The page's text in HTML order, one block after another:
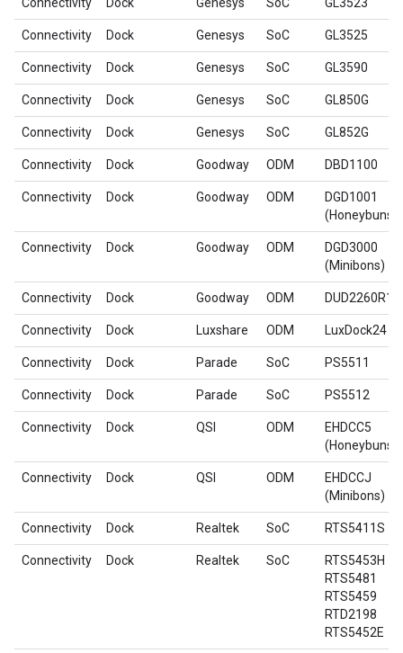
Connectivity Dock Genesys SoC GL3525
Connectivity Dock Genesys SoC GL3590
Connectivity Dock Genesys SoC GL850G
Connectivity Dock Genesys SoC GL852G
Connectivity Dock Goodway ODM DBD1100
Connectivity Dock Goodway ODM
DGD1001
(Honeybuns)
Connectivity Dock Goodway ODM
DGD3000
(Minibons)
Connectivity Dock Goodway ODM DUD2260R1
Connectivity Dock Luxshare ODM LuxDock24
Connectivity Dock Parade SoC PS5511
Connectivity Dock Parade SoC PS5512
Connectivity Dock QSI ODM
EHDCC5
(Honeybuns)
Connectivity Dock QSI ODM
EHDCCJ
(Minibons)
Connectivity Dock Realtek SoC RTS5411S
Connectivity Dock Realtek SoC
RTS5453H
RTS5481
RTS5459
RTD2198
RTS5452E